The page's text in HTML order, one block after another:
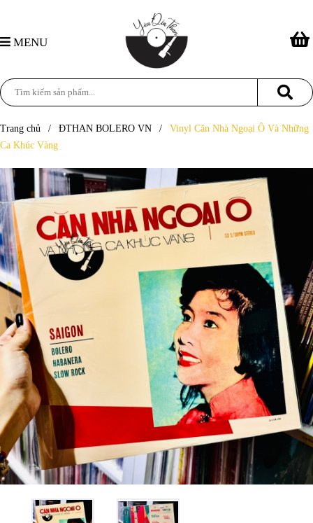
MENU
Trang chủ / ĐTHAN BOLERO VN /
Vinyl Căn Nhà Ngoại Ô Và Những
Ca Khúc Vàng